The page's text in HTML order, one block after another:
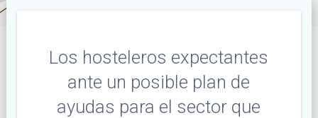
Los hosteleros expectantes
ante un posible plan de
ayudas para el sector que